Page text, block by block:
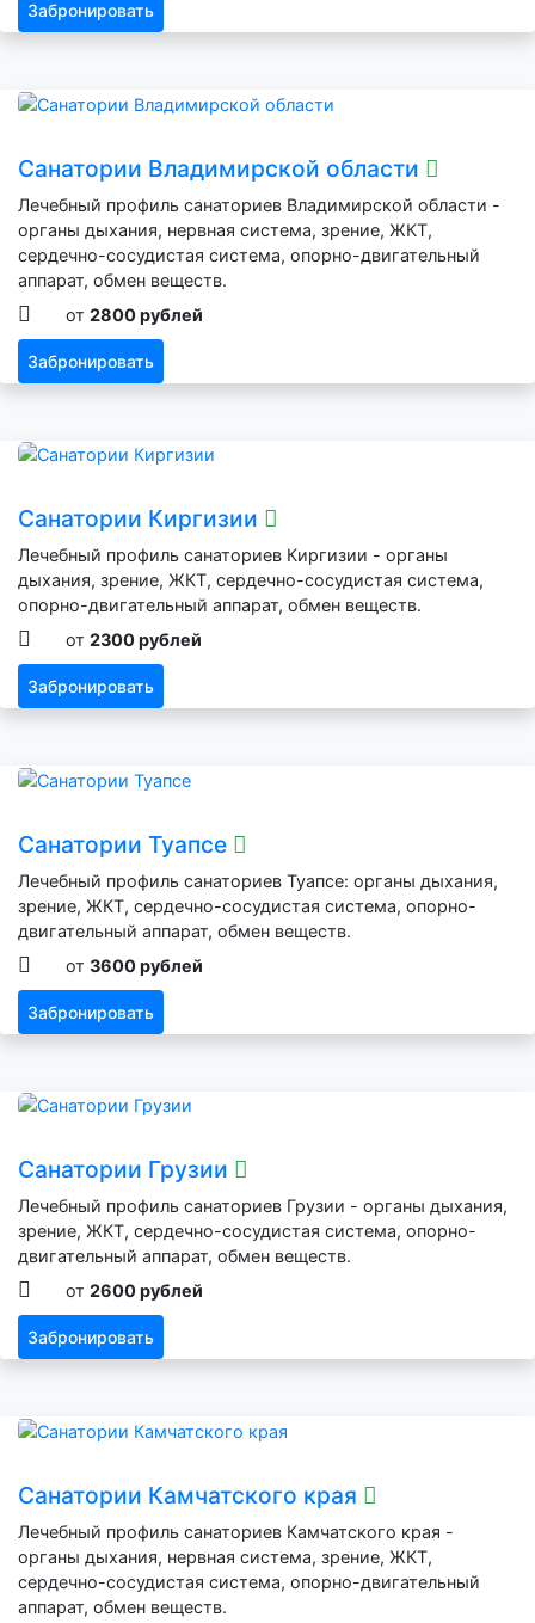
Забронировать
Санатории Владимирской области
Лечебный профиль санаториев Владимирской области -
органы дыхания, нервная система, зрение, ЖКТ,
сердечно-сосудистая система, опорно-двигательный
аппарат, обмен веществ.
от 2800 рублей
Забронировать
Санатории Киргизии
Лечебный профиль санаториев Киргизии - органы
дыхания, зрение, ЖКТ, сердечно-сосудистая система,
опорно-двигательный аппарат, обмен веществ.
от 2300 рублей
Забронировать
Санатории Туапсе
Лечебный профиль санаториев Туапсе: органы дыхания,
зрение, ЖКТ, сердечно-сосудистая система, опорно-
двигательный аппарат, обмен веществ.
от 3600 рублей
Забронировать
Санатории Грузии
Лечебный профиль санаториев Грузии - органы дыхания,
зрение, ЖКТ, сердечно-сосудистая система, опорно-
двигательный аппарат, обмен веществ.
от 2600 рублей
Забронировать
Санатории Камчатского края
Лечебный профиль санаториев Камчатского края -
органы дыхания, нервная система, зрение, ЖКТ,
сердечно-сосудистая система, опорно-двигательный
аппарат, обмен веществ.